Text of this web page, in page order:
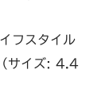
フスタイル
サイズ: 4.4